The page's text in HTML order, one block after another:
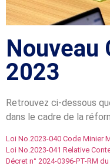
Nouveau
2023
Retrouvez ci-dessous
dans le cadre de la
Loi No.2023-040 Code Minier
Loi No.2023-041 Relative
Décret n° 2024-0396-PT-RM